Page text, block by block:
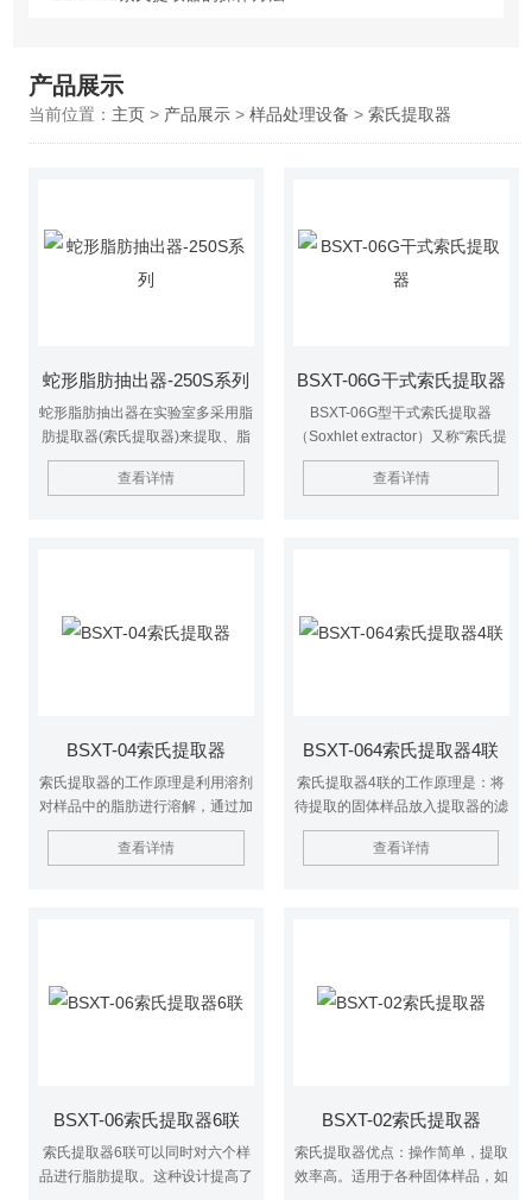
产品展示
当前位置： 主页> 产品展示> 样品处理设备 > 索氏提取器
蛇形脂肪抽出器-250S系列
蛇形脂肪抽出器在实验室多采用脂
肪提取器(索氏提取器)来提取、脂
肪提取器(如图所示) 就是利用溶剂
回流及虹吸原理，使固体物质连续
查看详情
BSXT-06G干式索氏提取器
BSXT-06G型干式索氏提取器
（Soxhlet extractor）又称“索氏提
取仪、脂肪抽取器或脂肪抽出
器”、脂肪测定仪、主要由加热抽
查看详情
BSXT-04索氏提取器
索氏提取器的工作原理是利用溶剂
对样品中的脂肪进行溶解，通过加
热使溶剂沸腾，从而将脂肪提取出
来。提取过程中，溶剂在提取瓶中
查看详情
BSXT-064索氏提取器4联
索氏提取器4联的工作原理是：将
待提取的固体样品放入提取器的滤
纸套中，然后加入适量的溶剂。通
过加热使溶剂沸腾，产生的蒸汽上
提取器之间均匀分配，保证每个提
查看详情
BSXT-06索氏提取器6联
索氏提取器6联可以同时对六个样
品进行脂肪提取。这种设计提高了
BSXT-02索氏提取器
索氏提取器优点：操作简单，提取
效率高。适用于各种固体样品，如